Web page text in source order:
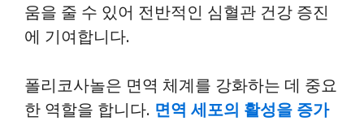
움을 줄 수 있어 전반적인 심혈관 건강 증진
에 기여합니다.
폴리코사놀은 면역 체계를 강화하는 데 중요
한 역할을 합니다. 면역 세포의 활성을 증가